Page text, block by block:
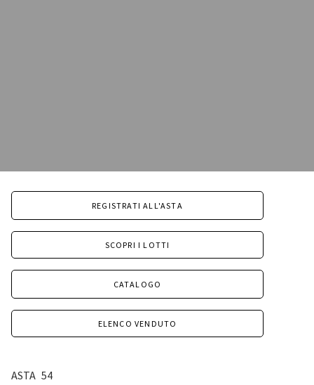
REGISTRATI ALL'ASTA
SCOPRI I LOTTI
CATALOGO
ELENCO VENDUTO
ASTA 54